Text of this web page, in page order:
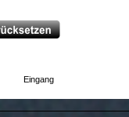
Eingang